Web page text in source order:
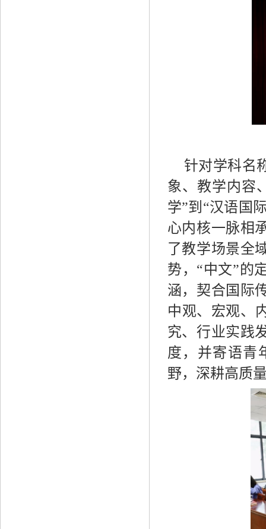
针对学科名
象、教学内容
学”到“汉语国
心内核一脉相
了教学场景全
势，“中文”的
涵，契合国际
中观、宏观、
究、行业实践
度，并寄语青
野，深耕高质